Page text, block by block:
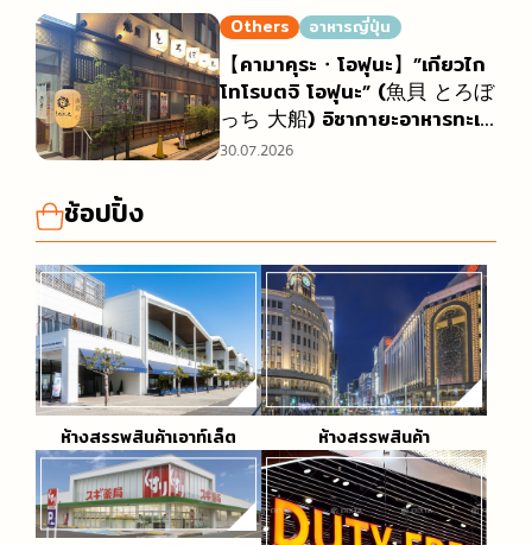
Others อาหารญี่ปุ่น
【คามาคุระ・โอฟุนะ】”เกียวไก
โทโรบตจิ โอฟุนะ” (魚貝 とろぼ
っち 大船) อิซากายะอาหารทะเล
ที่ผู้ค้าส่งกลางในตลาดบริหารเอ
30.07.2026
ช้อปปิ้ง
ห้างสรรพสินค้าเอาท์เล็ต ห้างสรรพสินค้า